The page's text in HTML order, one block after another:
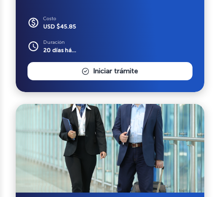
paid Costo
USD $45.85
schedule Duración
20 días há...
Iniciar trámite